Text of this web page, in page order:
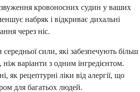
кровоносних судин у ваших
набряк і відкриває дихальні
через ніс.
сили, які забезпечують більш
варіанти з одним інгредієнтом.
як рецептурні ліки від алергії, що
для багатьох людей.